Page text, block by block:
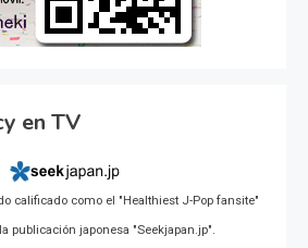
en TV
calificado como el "Healthiest J-Pop fansite"
publicación japonesa "Seekjapan.jp".